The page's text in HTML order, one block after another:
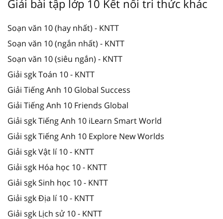
Giải bài tập lớp 10 Kết nối tri thức khác
Soạn văn 10 (hay nhất) - KNTT
Soạn văn 10 (ngắn nhất) - KNTT
Soạn văn 10 (siêu ngắn) - KNTT
Giải sgk Toán 10 - KNTT
Giải Tiếng Anh 10 Global Success
Giải Tiếng Anh 10 Friends Global
Giải sgk Tiếng Anh 10 iLearn Smart World
Giải sgk Tiếng Anh 10 Explore New Worlds
Giải sgk Vật lí 10 - KNTT
Giải sgk Hóa học 10 - KNTT
Giải sgk Sinh học 10 - KNTT
Giải sgk Địa lí 10 - KNTT
Giải sgk Lịch sử 10 - KNTT